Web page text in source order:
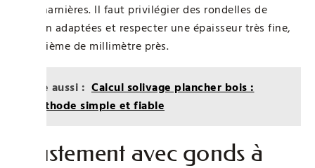
des charnières. Il faut privilégier des rondelles de
friction adaptées et respecter une épaisseur très fine,
au dixième de millimètre près.
Lire aussi : Calcul solivage plancher bois :
méthode simple et fiable
Ajustement avec gonds à